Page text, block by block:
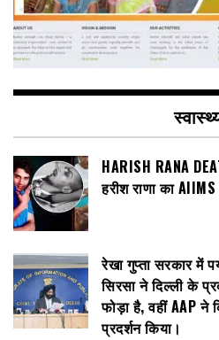
HARISH RANA
हरीश राणा का
रेखा गुप्ता सरकार में
सिरसा ने दिल्ली के
फोड़ा है, वहीं AAP ने
प्रदर्शन किया।